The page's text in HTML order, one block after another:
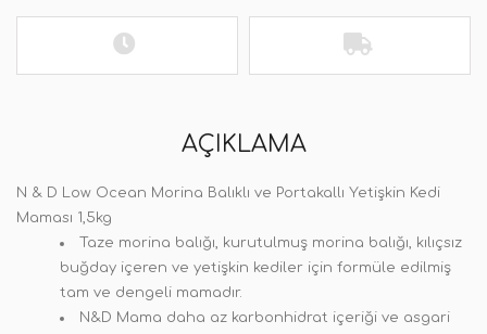
AÇIKLAMA
N & D Low Ocean Morina Balıklı ve Portakallı Yetişkin Kedi
Maması 1,5kg
Taze morina balığı, kurutulmuş morina balığı, kılıçsız
buğday içeren ve yetişkin kediler için formüle edilmiş
tam ve dengeli mamadır.
N&D Mama daha az karbonhidrat içeriği ve asgari